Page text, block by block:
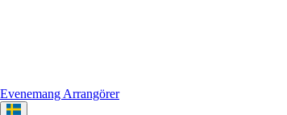
Evenemang Arrangörer